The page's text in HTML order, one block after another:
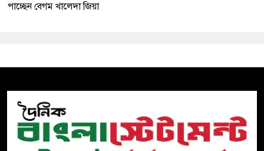
পাচ্ছেন বেগম খালেদা জিয়া